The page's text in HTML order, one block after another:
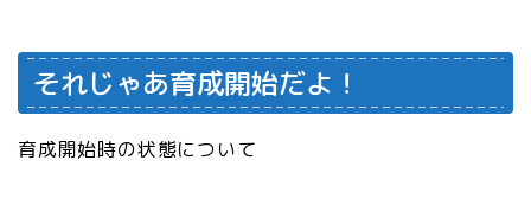
それじゃあ育成開始だよ！
育成開始時の状態について